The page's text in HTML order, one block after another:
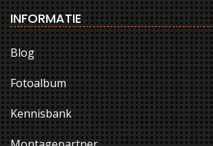
INFORMATIE
Blog
Fotoalbum
Kennisbank